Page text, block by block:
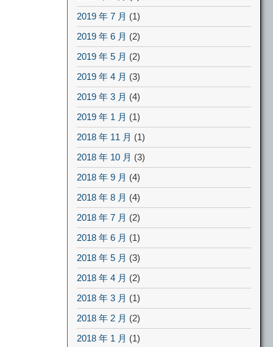
2019 年 7 月 (1)
2019 年 6 月 (2)
2019 年 5 月 (2)
2019 年 4 月 (3)
2019 年 3 月 (4)
2019 年 1 月 (1)
2018 年 11 月 (1)
2018 年 10 月 (3)
2018 年 9 月 (4)
2018 年 8 月 (4)
2018 年 7 月 (2)
2018 年 6 月 (1)
2018 年 5 月 (3)
2018 年 4 月 (2)
2018 年 3 月 (1)
2018 年 2 月 (2)
2018 年 1 月 (1)